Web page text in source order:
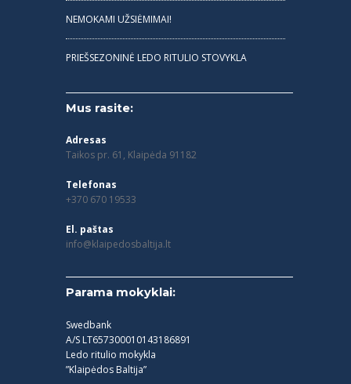
NEMOKAMI UŽSIĖMIMAI!
PRIEŠSEZONINĖ LEDO RITULIO STOVYKLA
Mus rasite:
Adresas
Taikos pr. 61, Klaipėda 91182
Telefonas
+370 670 19533
El. paštas
info@klaipedosbaltija.lt
Parama mokyklai:
Swedbank
A/S LT657300010143186891
Ledo ritulio mokykla
”Klaipėdos Baltija”